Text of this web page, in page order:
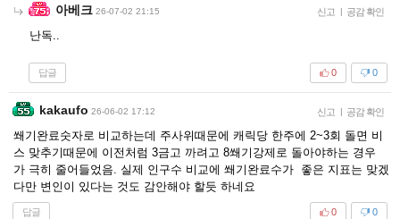
아베크 26-07-02 21:15 신고 | 공감 확인
난독..
답글 0
0
kakaufo 26-06-02 17:12 신고 | 공감 확인
쐐기완료숫자로 비교하는데 주사위때문에 캐릭당 한주에 2~3회 돌면 비
스 맞추기때문에 이전처럼 3금고 까려고 8쐐기강제로 돌아야하는 경우
가 극히 줄어들었음. 실제 인구수 비교에 쐐기완료수가 좋은 지표는 맞겠
다만 변인이 있다는 것도 감안해야 할듯 하네요
답글 0
0